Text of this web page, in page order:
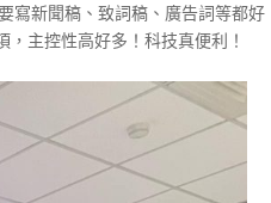
寫新聞稿、致詞稿、廣告詞等都好
主控性高好多！科技真便利！